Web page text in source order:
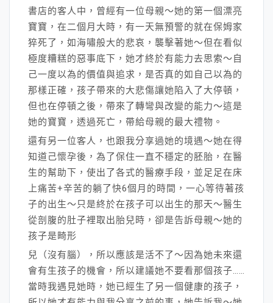
書店的客人中，曾經有一位母親～她的第一個漂亮
寶寶，在二個月大時，有一天無預警的就在保姆家
猝死了，如海嘯般大的悲哀，襲擊著她～但在看似
極度糟糕的惡事底下，她才終於有能力去思索～自
己一度以為的價值與追求，是否真的如自己以為的
那樣正確，孩子帶來的大悲傷讓她陷入了大停頓，
但也在停頓之後，帶來了轉彎與改變的能力～這是
她的寶寶，透過死亡，帶給母親的最大禮物。
還有另一位客人，也跟我分享過她的境遇～她在得
知道己懷孕後，為了保住一直不穩定的胚胎，在醫
生的幫助下，使出了各式的醫療手段，並足足在床
上痛苦+辛苦的躺了快6個月的時間，一心等待著孩
子的出生～只是終於在孩子可以出生的那天～醫生
從剖腹的肚子裡取出胎兒時，卻是告訴母親～她的
孩子是畸形
兒（沒有腦），所以應該是活不了～因為她未來還
會有生孩子的機會，所以建議她不要看那個孩子……
當時我遇見她時，她已經生了另一個健康的孩子，